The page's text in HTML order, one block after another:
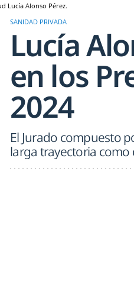
Lucía Alonso Pérez.
SANIDAD PRIVADA
Lucía
en los
2024
El Jurado compuesto
larga trayectoria como